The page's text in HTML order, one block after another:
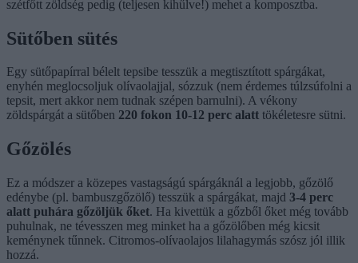
szétfőtt zöldség pedig (teljesen kihűlve!) mehet a komposztba.
Sütőben sütés
Egy sütőpapírral bélelt tepsibe tesszük a megtisztított spárgákat,
enyhén meglocsoljuk olívaolajjal, sózzuk (nem érdemes túlzsúfolni a
tepsit, mert akkor nem tudnak szépen barnulni). A vékony
zöldspárgát a sütőben 220 fokon 10-12 perc alatt tökéletesre sütni.
Gőzölés
Ez a módszer a közepes vastagságú spárgáknál a legjobb, gőzölő
edénybe (pl. bambuszgőzölő) tesszük a spárgákat, majd 3-4 perc
alatt puhára gőzöljük őket. Ha kivettük a gőzből őket még tovább
puhulnak, ne tévesszen meg minket ha a gőzölőben még kicsit
keménynek tűnnek. Citromos-olívaolajos lilahagymás szósz jól illik
hozzá.